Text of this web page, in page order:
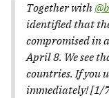
Together with
identified that
compromised in
April 8. We see
countries. If you
immediately! [1/